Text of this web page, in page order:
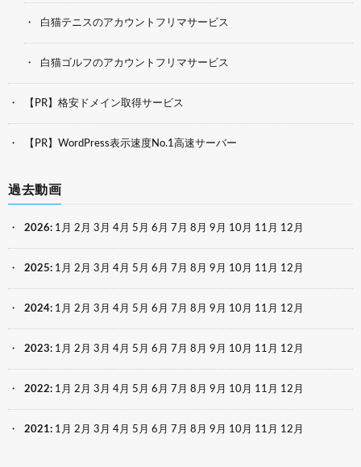
白猫テニスのアカウントフリマサービス
白猫ゴルフのアカウントフリマサービス
【PR】格安ドメイン取得サービス
【PR】WordPress表示速度No.1高速サーバー
過去動画
2026: 1月 2月 3月 4月 5月 6月 7月 8月 9月 10月 11月 12月
2025: 1月 2月 3月 4月 5月 6月 7月 8月 9月 10月 11月 12月
2024: 1月 2月 3月 4月 5月 6月 7月 8月 9月 10月 11月 12月
2023: 1月 2月 3月 4月 5月 6月 7月 8月 9月 10月 11月 12月
2022: 1月 2月 3月 4月 5月 6月 7月 8月 9月 10月 11月 12月
2021: 1月 2月 3月 4月 5月 6月 7月 8月 9月 10月 11月 12月